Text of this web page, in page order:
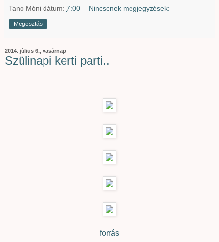
Tanó Móni dátum: 7:00 Nincsenek megjegyzések:
Megosztás
2014. július 6., vasárnap
Szülinapi kerti parti..
forrás